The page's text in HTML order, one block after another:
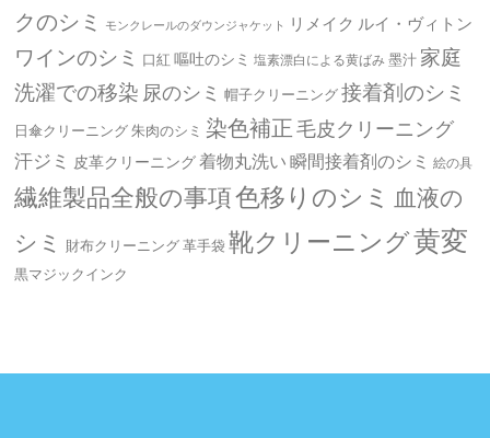
クのシミ
モンクレールのダウンジャケット リメイク ルイ・ヴィトン
ワインのシミ 口紅 嘔吐のシミ 塩素漂白による黄ばみ墨汁 家庭
洗濯での移染 尿のシミ 帽子クリーニング接着剤のシミ
日傘クリーニング朱肉のシミ 染色補正毛皮クリーニング
汗ジミ 皮革クリーニング着物丸洗い瞬間接着剤のシミ 絵の具
繊維製品全般の事項色移りのシミ 血液の
シミ
財布クリーニング革手袋 靴クリーニング黄変
黒マジックインク